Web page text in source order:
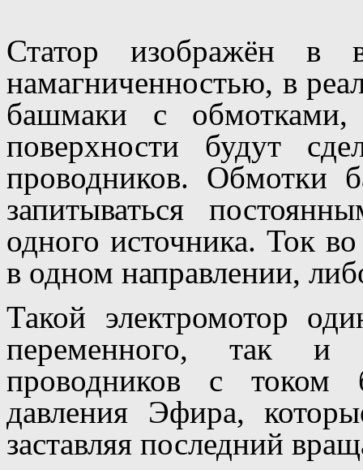
Статор изображён в
намагниченностью, в
башмаки с
поверхности будут
проводников. Обмотки
запитываться
одного источника. Ток
в одном направлении,
Такой электромотор
переменного, так и
проводников с током
давления Эфира,
заставляя последний